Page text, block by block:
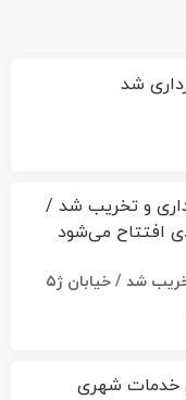
۳ باب مغازه محدوده پستک خریداری و تخریب شد / خیابان ژ۵